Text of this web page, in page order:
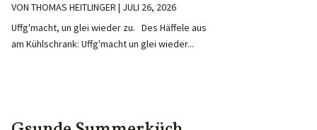
VON THOMAS HEITLINGER | JULI 26, 2026
Uffg'macht, un glei wieder zu. Des Häffele aus
am Kühlschrank: Uffg'macht un glei wieder...